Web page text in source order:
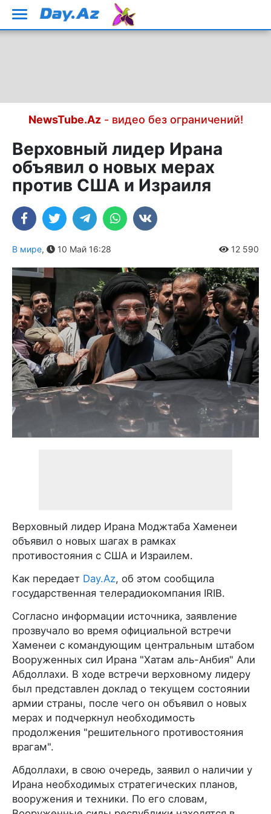
NewsTube.Az- видео без ограничений!
Верховный лидер Ирана
объявил о новых мерах
против США и Израиля
В мире, 10 Май 16:28 12 590
Верховный лидер Ирана Моджтаба Хаменеи
объявил о новых шагах в рамках
противостояния с США и Израилем.
Как передает Day.Az, об этом сообщила
государственная телерадиокомпания IRIB.
Согласно информации источника, заявление
прозвучало во время официальной встречи
Хаменеи с командующим центральным штабом
Вооруженных сил Ирана "Хатам аль-Анбия" Али
Абдоллахи. В ходе встречи верховному лидеру
был представлен доклад о текущем состоянии
армии страны, после чего он объявил о новых
мерах и подчеркнул необходимость
продолжения "решительного противостояния
врагам".
Абдоллахи, в свою очередь, заявил о наличии у
Ирана необходимых стратегических планов,
вооружения и техники. По его словам,